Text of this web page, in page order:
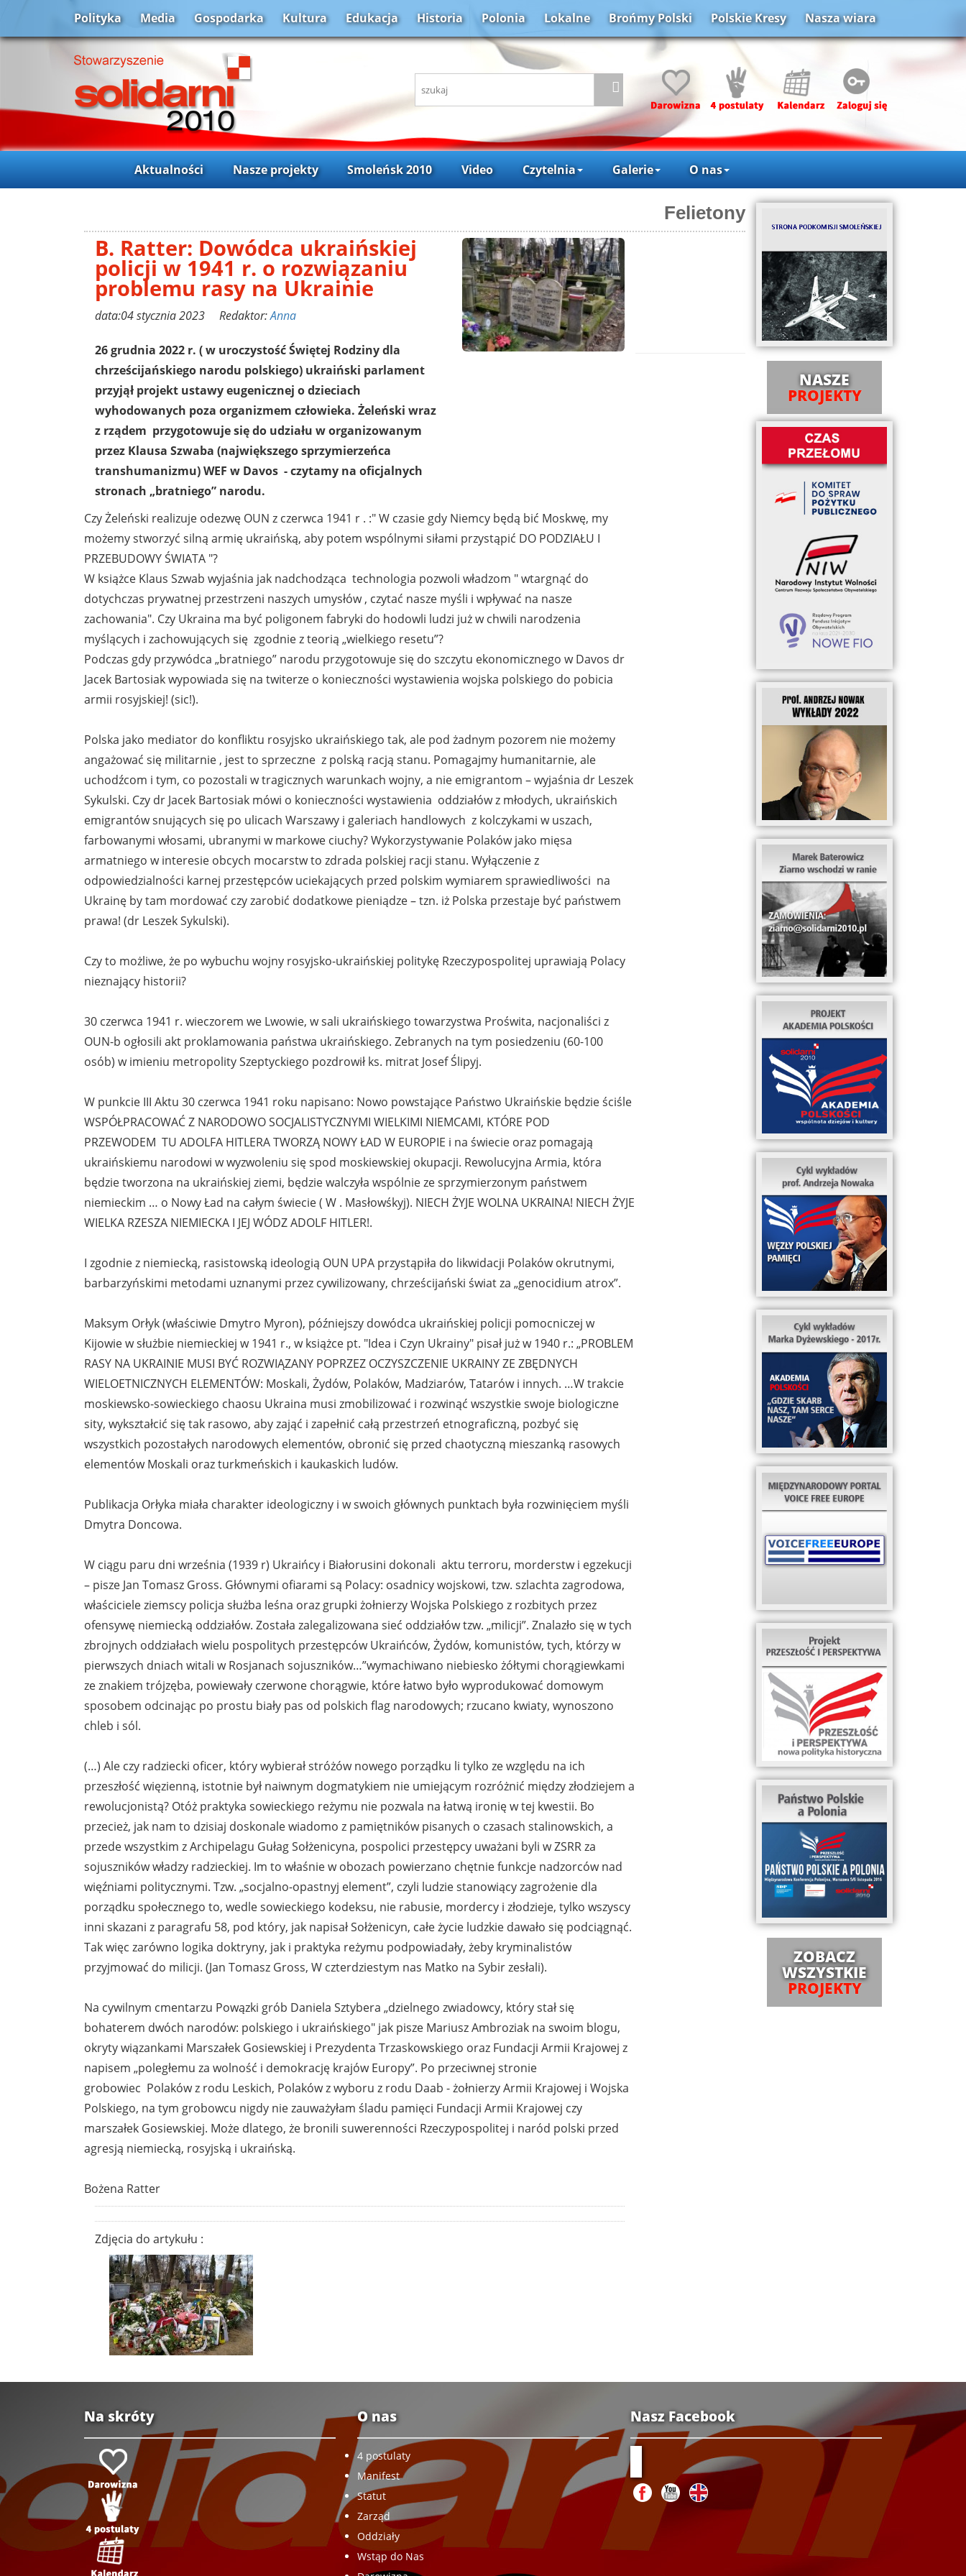
Polityka Media Gospodarka Kultura Edukacja Historia Polonia Lokalne Brońmy Polski Polskie Kresy Nasza wiara
Aktualności Nasze projekty Smoleńsk 2010 Video Czytelnia Galerie O nas
Felietony
B. Ratter: Dowódca ukraińskiej
policji w 1941 r. o rozwiązaniu
problemu rasy na Ukrainie
data:04 stycznia 2023 Redaktor:Anna
26 grudnia 2022 r. ( w uroczystość Świętej Rodziny dla
chrześcijańskiego narodu polskiego) ukraiński parlament
przyjął projekt ustawy eugenicznej o dzieciach
wyhodowanych poza organizmem człowieka. Żeleński wraz
z rządem przygotowuje się do udziału w organizowanym
przez Klausa Szwaba (największego sprzymierzeńca
transhumanizmu) WEF w Davos - czytamy na oficjalnych
stronach „bratniego” narodu.
Czy Żeleński realizuje odezwę OUN z czerwca 1941 r . :" W czasie gdy Niemcy będą bić Moskwę, my
możemy stworzyć silną armię ukraińską, aby potem wspólnymi siłami przystąpić DO PODZIAŁU I
PRZEBUDOWY ŚWIATA "?
W książce Klaus Szwab wyjaśnia jak nadchodząca technologia pozwoli władzom " wtargnąć do
dotychczas prywatnej przestrzeni naszych umysłów , czytać nasze myśli i wpływać na nasze
zachowania". Czy Ukraina ma być poligonem fabryki do hodowli ludzi już w chwili narodzenia
myślących i zachowujących się zgodnie z teorią „wielkiego resetu”?
Podczas gdy przywódca „bratniego” narodu przygotowuje się do szczytu ekonomicznego w Davos dr
Jacek Bartosiak wypowiada się na twiterze o konieczności wystawienia wojska polskiego do pobicia
armii rosyjskiej! (sic!).
Polska jako mediator do konfliktu rosyjsko ukraińskiego tak, ale pod żadnym pozorem nie możemy
angażować się militarnie , jest to sprzeczne z polską racją stanu. Pomagajmy humanitarnie, ale
uchodźcom i tym, co pozostali w tragicznych warunkach wojny, a nie emigrantom ­– wyjaśnia dr Leszek
Sykulski. Czy dr Jacek Bartosiak mówi o konieczności wystawienia oddziałów z młodych, ukraińskich
emigrantów snujących się po ulicach Warszawy i galeriach handlowych z kolczykami w uszach,
farbowanymi włosami, ubranymi w markowe ciuchy? Wykorzystywanie Polaków jako mięsa
armatniego w interesie obcych mocarstw to zdrada polskiej racji stanu. Wyłączenie z
odpowiedzialności karnej przestępców uciekających przed polskim wymiarem sprawiedliwości na
Ukrainę by tam mordować czy zarobić dodatkowe pieniądze – tzn. iż Polska przestaje być państwem
prawa! (dr Leszek Sykulski).
Czy to możliwe, że po wybuchu wojny rosyjsko-ukraińskiej politykę Rzeczypospolitej uprawiają Polacy
nieznający historii?
30 czerwca 1941 r. wieczorem we Lwowie, w sali ukraińskiego towarzystwa Proświta, nacjonaliści z
OUN-b ogłosili akt proklamowania państwa ukraińskiego. Zebranych na tym posiedzeniu (60-100
osób) w imieniu metropolity Szeptyckiego pozdrowił ks. mitrat Josef Ślipyj.
W punkcie III Aktu 30 czerwca 1941 roku napisano: Nowo powstające Państwo Ukraińskie będzie ściśle
WSPÓŁPRACOWAĆ Z NARODOWO SOCJALISTYCZNYMI WIELKIMI NIEMCAMI, KTÓRE POD
PRZEWODEM TU ADOLFA HITLERA TWORZĄ NOWY ŁAD W EUROPIE i na świecie oraz pomagają
ukraińskiemu narodowi w wyzwoleniu się spod moskiewskiej okupacji. Rewolucyjna Armia, która
będzie tworzona na ukraińskiej ziemi, będzie walczyła wspólnie ze sprzymierzonym państwem
niemieckim … o Nowy Ład na całym świecie ( W . Masłowśkyj). NIECH ŻYJE WOLNA UKRAINA! NIECH ŻYJE
WIELKA RZESZA NIEMIECKA I JEJ WÓDZ ADOLF HITLER!.
I zgodnie z niemiecką, rasistowską ideologią OUN UPA przystąpiła do likwidacji Polaków okrutnymi,
barbarzyńskimi metodami uznanymi przez cywilizowany, chrześcijański świat za „genocidium atrox”.
Maksym Orłyk (właściwie Dmytro Myron), późniejszy dowódca ukraińskiej policji pomocniczej w
Kijowie w służbie niemieckiej w 1941 r., w książce pt. "Idea i Czyn Ukrainy" pisał już w 1940 r.: „PROBLEM
RASY NA UKRAINIE MUSI BYĆ ROZWIĄZANY POPRZEZ OCZYSZCZENIE UKRAINY ZE ZBĘDNYCH
WIELOETNICZNYCH ELEMENTÓW: Moskali, Żydów, Polaków, Madziarów, Tatarów i innych. …W trakcie
moskiewsko-sowieckiego chaosu Ukraina musi zmobilizować i rozwinąć wszystkie swoje biologiczne
sity, wykształcić się tak rasowo, aby zająć i zapełnić całą przestrzeń etnograficzną, pozbyć się
wszystkich pozostałych narodowych elementów, obronić się przed chaotyczną mieszanką rasowych
elementów Moskali oraz turkmeńskich i kaukaskich ludów.
Publikacja Orłyka miała charakter ideologiczny i w swoich głównych punktach była rozwinięciem myśli
Dmytra Doncowa.
W ciągu paru dni września (1939 r) Ukraińcy i Białorusini dokonali aktu terroru, morderstw i egzekucji
– pisze Jan Tomasz Gross. Głównymi ofiarami są Polacy: osadnicy wojskowi, tzw. szlachta zagrodowa,
właściciele ziemscy policja służba leśna oraz grupki żołnierzy Wojska Polskiego z rozbitych przez
ofensywę niemiecką oddziałów. Została zalegalizowana sieć oddziałów tzw. „milicji”. Znalazło się w tych
zbrojnych oddziałach wielu pospolitych przestępców Ukraińców, Żydów, komunistów, tych, którzy w
pierwszych dniach witali w Rosjanach sojuszników…”wymachiwano niebiesko żółtymi chorągiewkami
ze znakiem trójzęba, powiewały czerwone chorągwie, które łatwo było wyprodukować domowym
sposobem odcinając po prostu biały pas od polskich flag narodowych; rzucano kwiaty, wynoszono
chleb i sól.
(…) Ale czy radziecki oficer, który wybierał stróżów nowego porządku li tylko ze względu na ich
przeszłość więzienną, istotnie był naiwnym dogmatykiem nie umiejącym rozróżnić między złodziejem a
rewolucjonistą? Otóż praktyka sowieckiego reżymu nie pozwala na łatwą ironię w tej kwestii. Bo
przecież, jak nam to dzisiaj doskonale wiadomo z pamiętników pisanych o czasach stalinowskich, a
przede wszystkim z Archipelagu Gułag Sołżenicyna, pospolici przestępcy uważani byli w ZSRR za
sojuszników władzy radzieckiej. Im to właśnie w obozach powierzano chętnie funkcje nadzorców nad
więźniami politycznymi. Tzw. „socjalno-opastnyj element”, czyli ludzie stanowiący zagrożenie dla
porządku społecznego to, wedle sowieckiego kodeksu, nie rabusie, mordercy i złodzieje, tylko wszyscy
inni skazani z paragrafu 58, pod który, jak napisał Sołżenicyn, całe życie ludzkie dawało się podciągnąć.
Tak więc zarówno logika doktryny, jak i praktyka reżymu podpowiadały, żeby kryminalistów
przyjmować do milicji. (Jan Tomasz Gross, W czterdziestym nas Matko na Sybir zesłali).
Na cywilnym cmentarzu Powązki grób Daniela Sztybera „dzielnego zwiadowcy, który stał się
bohaterem dwóch narodów: polskiego i ukraińskiego" jak pisze Mariusz Ambroziak na swoim blogu,
okryty wiązankami Marszałek Gosiewskiej i Prezydenta Trzaskowskiego oraz Fundacji Armii Krajowej z
napisem „poległemu za wolność i demokrację krajów Europy”. Po przeciwnej stronie
grobowiec Polaków z rodu Leskich, Polaków z wyboru z rodu Daab - żołnierzy Armii Krajowej i Wojska
Polskiego, na tym grobowcu nigdy nie zauważyłam śladu pamięci Fundacji Armii Krajowej czy
marszałek Gosiewskiej. Może dlatego, że bronili suwerenności Rzeczypospolitej i naród polski przed
agresją niemiecką, rosyjską i ukraińską.
Bożena Ratter
Zdjęcia do artykułu :
NASZE
PROJEKTY
ZOBACZ
WSZYSTKIE
PROJEKTY
Na skróty O nas
4 postulaty
Manifest
Statut
Zarząd
Oddziały
Wstąp do Nas
Nasz Facebook